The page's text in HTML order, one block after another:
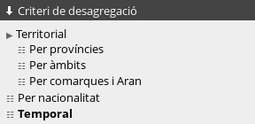
Criteri de desagregació
Territorial
Per províncies
Per àmbits
Per comarques i Aran
Per nacionalitat
Temporal